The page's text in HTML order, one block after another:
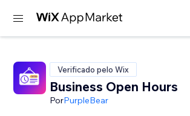
Verificado pelo Wix
Business Open Hours
PorPurpleBear